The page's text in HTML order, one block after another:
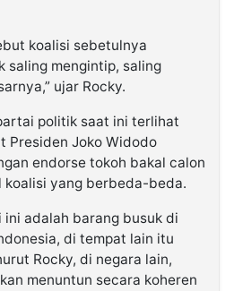
koalisi sebetulnya
saling mengintip, saling
ujar Rocky.
politik saat ini terlihat
Presiden Joko Widodo
endorse tokoh bakal calon
koalisi yang berbeda-beda.
ini adalah barang busuk di
di tempat lain itu
Rocky, di negara lain,
menuntun secara koheren